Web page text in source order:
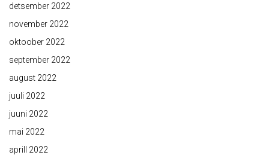
detsember 2022
november 2022
oktoober 2022
september 2022
august 2022
juuli 2022
juuni 2022
mai 2022
aprill 2022